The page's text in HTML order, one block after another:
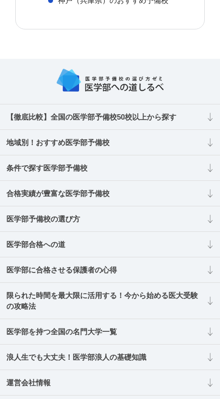
【徹底比較】全国の医学部予備校50校以上から探す
地域別！おすすめ医学部予備校
条件で探す医学部予備校
合格実績が豊富な医学部予備校
医学部予備校の選び方
医学部合格への道
医学部に合格させる保護者の心得
限られた時間を最大限に活用する！今から始める医大受験
の攻略法
医学部を持つ全国の名門大学一覧
浪人生でも大丈夫！医学部浪人の基礎知識
運営会社情報